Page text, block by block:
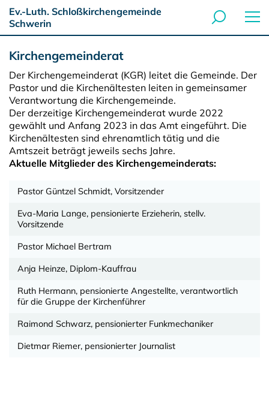
Ev.-Luth. Schloßkirchengemeinde
Schwerin
Kirchengemeinderat
Der Kirchengemeinderat (KGR) leitet die Gemeinde. Der
Pastor und die Kirchenältesten leiten in gemeinsamer
Verantwortung die Kirchengemeinde.
Der derzeitige Kirchengemeinderat wurde 2022
gewählt und Anfang 2023 in das Amt eingeführt. Die
Kirchenältesten sind ehrenamtlich tätig und die
Amtszeit beträgt jeweils sechs Jahre.
Aktuelle Mitglieder des Kirchengemeinderats:
Pastor Güntzel Schmidt, Vorsitzender
Eva-Maria Lange, pensionierte Erzieherin, stellv.
Vorsitzende
Pastor Michael Bertram
Anja Heinze, Diplom-Kauffrau
Ruth Hermann, pensionierte Angestellte, verantwortlich
für die Gruppe der Kirchenführer
Raimond Schwarz, pensionierter Funkmechaniker
Dietmar Riemer, pensionierter Journalist